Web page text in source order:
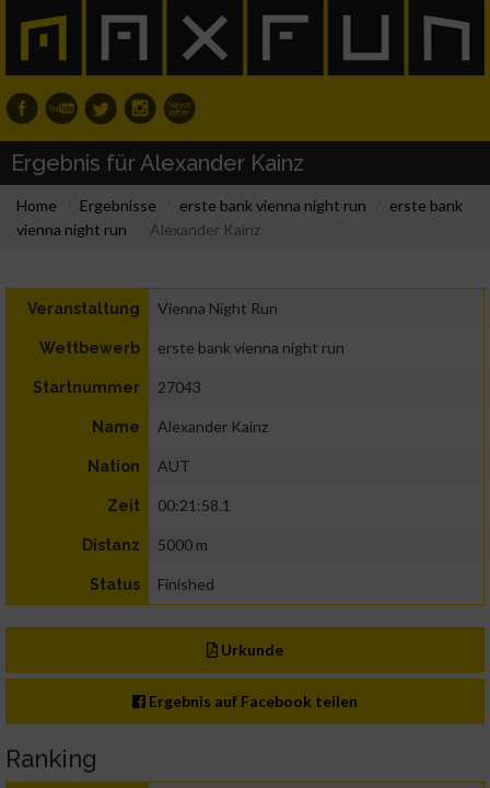
Ergebnis für Alexander Kainz
Home Ergebnisse erste bank vienna night run
erste bank
vienna night run
Alexander Kainz
Veranstaltung Vienna Night Run
Wettbewerb erste bank vienna night run
Startnummer 27043
Name Alexander Kainz
Nation AUT
Zeit 00:21:58.1
Distanz 5000 m
Status Finished
Urkunde
Ergebnis auf Facebook teilen
Ranking